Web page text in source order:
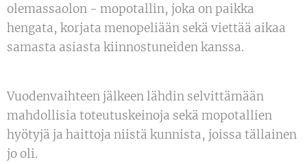
olemassaolon - mopotallin, joka on paikka
hengata, korjata menopeliään sekä viettää aikaa
samasta asiasta kiinnostuneiden kanssa.
Vuodenvaihteen jälkeen lähdin selvittämään
mahdollisia toteutuskeinoja sekä mopotallien
hyötyjä ja haittoja niistä kunnista, joissa tällainen
jo oli.